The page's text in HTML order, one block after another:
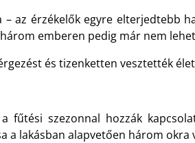
az érzékelők egyre elterjedtebb
emberen pedig már nem
és tizenketten vesztették
fűtési szezonnal hozzák
a lakásban alapvetően három okra